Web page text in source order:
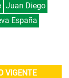
Juan Diego
España
VIGENTE